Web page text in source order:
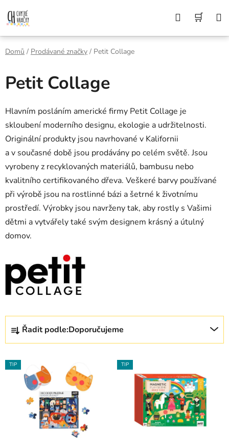
na
obsah
Z DŮVODU DOVOLENÉ BUDEME VAŠE
OBJEDNÁVKY ODESÍLAT AŽ 10. 8. DĚKUJEME
ZA POCHOPENÍ A PŘEJEME KRÁSNÉ LÉTO🌞
Hledat
Domů / Prodávané značky / Petit Collage
Petit Collage
Hlavním posláním americké firmy Petit Collage je
skloubení moderního designu, ekologie a udržitelnosti.
Originální produkty jsou navrhované v Kalifornii
a v současné době jsou prodávány po celém světě. Jsou
vyrobeny z recyklovaných materiálů, bambusu nebo
kvalitního certifikovaného dřeva. Veškeré barvy používané
při výrobě jsou na rostlinné bázi a šetrné k životnímu
prostředí. Výrobky jsou navrženy tak, aby rostly s Vašimi
dětmi a vytvářely také svým designem krásný a útulný
domov.
Ř
z
e
n
Řadit podle:Doporučujeme
V
ý
TIP TIP